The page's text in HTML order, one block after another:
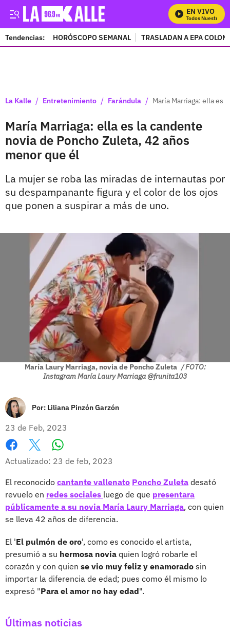
EN VIVO
Mira Todos Nuestros
Tendencias: HORÓSCOPO SEMANAL TRASLADAN A EPA
La Kalle / Entretenimiento / Farándula / María Marriaga: ella es
María Marriaga: ella es la candente
novia de Poncho Zuleta, 42 años
menor que él
La mujer se roba las miradas de internautas por
su despampanante figura y el color de los ojos
que ponen a suspirar a más de uno.
María Laury Marriaga, novia de Poncho Zuleta / FOTO:
Instagram María Laury Marriaga @frunita103
Por: Liliana Pinzón Garzón
23 de Feb, 2023
Facebook
X
Actualizado: 23 de feb, 2023
El reconocido cantante vallenato Poncho Zuleta desató
revuelo en redes sociales luego de que presentara
públicamente a su novia María Laury Marriaga, con quien
se lleva 42 años de diferencia.
El 'El pulmón de oro', como es conocido el artista,
presumió a su hermosa novia quien logró robarle el
corazón y con quien se vio muy feliz y enamorado sin
importar la diferencia de edad; pues como él mismo lo
expresó "Para el amor no hay edad".
Últimas noticias